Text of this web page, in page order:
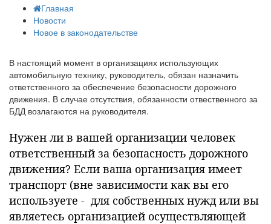
Главная
Новости
Новое в законодательстве
В настоящий момент в организациях использующих
автомобильную технику, руководитель, обязан назначить
ответственного за обеспечение безопасности дорожного
движения. В случае отсутствия, обязанности отвественного за
БДД возлагаются на руководителя.
Нужен ли в вашей организации человек
ответственный за безопасность дорожного
движения? Если ваша организация имеет
транспорт (вне зависимости как вы его
используете - для собственных нужд или вы
являетесь организацией осуществляющей